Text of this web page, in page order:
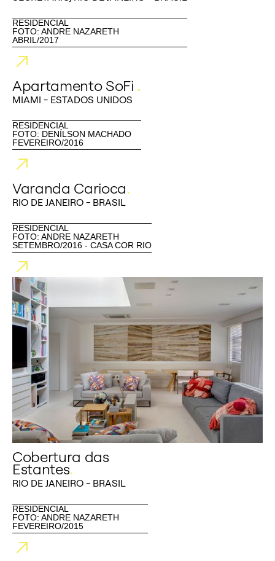
RESIDENCIAL
FOTO: ANDRE NAZARETH
ABRIL/2017
Apartamento SoFi .
MIAMI - ESTADOS UNIDOS
RESIDENCIAL
FOTO: DENÍLSON MACHADO
FEVEREIRO/2016
Varanda Carioca.
RIO DE JANEIRO - BRASIL
RESIDENCIAL
FOTO: ANDRE NAZARETH
SETEMBRO/2016 - CASA COR RIO
Cobertura das
Estantes.
RIO DE JANEIRO - BRASIL
RESIDENCIAL
FOTO: ANDRE NAZARETH
FEVEREIRO/2015